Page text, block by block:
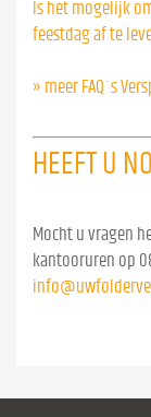
Is het mogelijk
feestdag af te
» meer FAQ´s
HEEFT U
Mocht u vragen
kantooruren op